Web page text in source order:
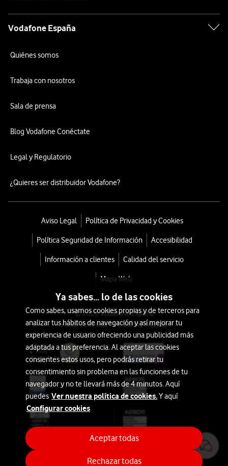
Vodafone España
Quiénes somos
Trabaja con nosotros
Sala de prensa
Blog Vodafone Conéctate
Legal y Regulatorio
¿Quieres ser distribuidor Vodafone?
Aviso Legal Política de Privacidad y Cookies
Política Seguridad de Información Accesibilidad
Información a clientes Calidad del servicio
Mapa Web
© 2026 Vodafone España
Avda. América 115, 28042 Madrid
Ya sabes... lo de las cookies
Como sabes, usamos cookies propias y de terceros para
analizar tus hábitos de navegación y así mejorar tu
experiencia de usuario ofreciendo una publicidad más
adaptada a tus preferencia. Al aceptar las cookies
consientes estos usos, pero podrás retirar tu
consentimiento sin problema en las funciones de tu
navegador y no te llevará más de 4 minutos. Aquí
puedes Ver nuestra política de cookies.Y aquí
Configurar cookies
Rechazar todas
Aceptar todas